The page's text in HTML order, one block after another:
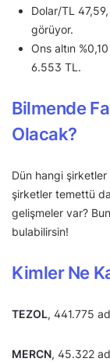
Dolar/TL
görüyor.
Ons altın
6.553 TL.
Bilmende
Olacak?
Dün hangi şirketler
şirketler temettü
gelişmeler var?
bulabilirsin!
Kimler Ne
TEZOL, 441.775
MERCN, 45.322